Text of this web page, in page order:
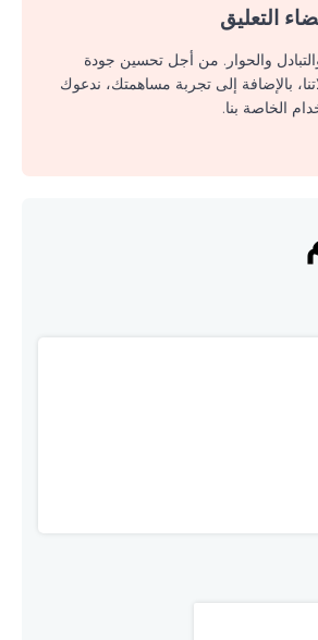
التعليق
والحوار. من أجل تحسين جودة
بالإضافة إلى تجربة مساهمتك، ندعوك
الخاصة بنا.